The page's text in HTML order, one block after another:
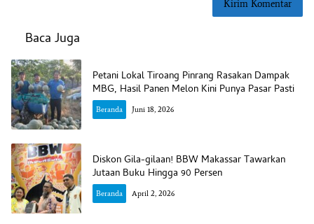
Baca Juga
Petani Lokal Tiroang Pinrang Rasakan Dampak
MBG, Hasil Panen Melon Kini Punya Pasar Pasti
Beranda Juni 18, 2026
Diskon Gila-gilaan! BBW Makassar Tawarkan
Jutaan Buku Hingga 90 Persen
Beranda April 2, 2026